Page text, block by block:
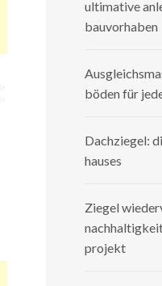
ultimative
bauvorhaben
böden für
Dachziegel:
hauses
Ziegel
projekt